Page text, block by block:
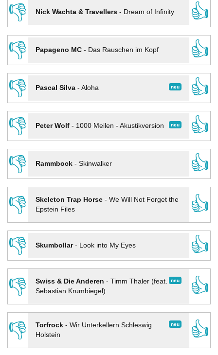
👎
Nick Wachta & Travellers- Dream of Infinity
👍
👎
Papageno MC- Das Rauschen im Kopf
👍
👎
neu
Pascal Silva- Aloha
👍
👎
neu
Peter Wolf- 1000 Meilen - Akustikversion
👍
👎
Rammbock- Skinwalker
👍
👎
Skeleton Trap Horse- We Will Not Forget the
Epstein Files
👍
👎
Skumbollar- Look into My Eyes
👍
👎
neu
Swiss & Die Anderen - Timm Thaler (feat.
Sebastian Krumbiegel)
👍
👎 neu
Torfrock- Wir Unterkellern Schleswig
Holstein
👍